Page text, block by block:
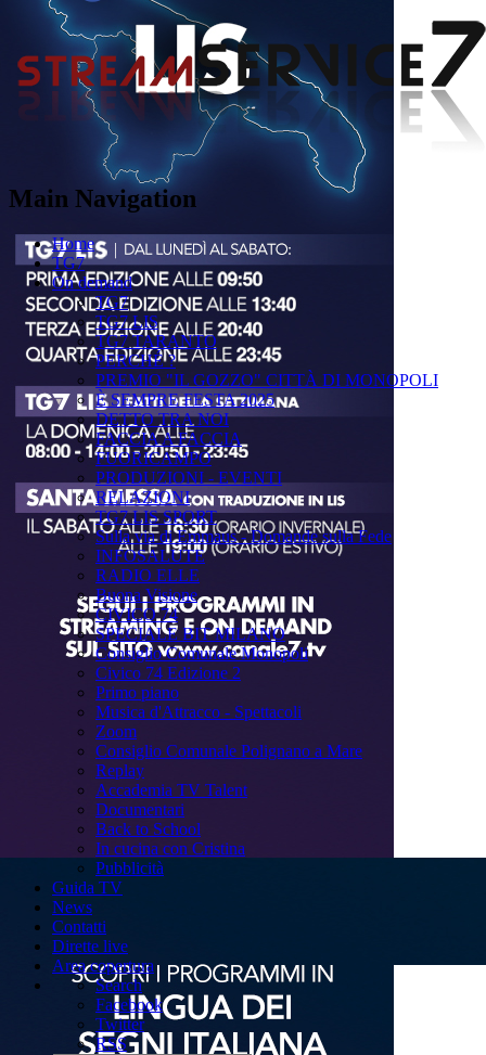
Main Navigation
Home
TG7
On demand
TG7
TG7 LIS
TG7 TARANTO
PERCHÉ ?
PREMIO "IL GOZZO" CITTÀ DI MONOPOLI
È SEMPRE FESTA 2025
DETTO TRA NOI
FACCIA A FACCIA
FUORICAMPO
PRODUZIONI - EVENTI
RELAZIONI
TG7 LIS SPORT
Sulla via di Emmaus - Domande sulla Fede
INFOSALUTE
RADIO ELLE
Buona Visione
CIVICO 74
SPECIALE BIT MILANO
Consiglio Comunale Monopoli
Civico 74 Edizione 2
Primo piano
Musica d'Attracco - Spettacoli
Zoom
Consiglio Comunale Polignano a Mare
Replay
Accademia TV Talent
Documentari
Back to School
In cucina con Cristina
Pubblicità
Guida TV
News
Contatti
Dirette live
Area copertura
Search
Facebook
Twitter
RSS